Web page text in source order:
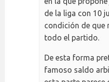
de la liga con 10
condición de que
todo el partido.
De esta forma
famoso saldo